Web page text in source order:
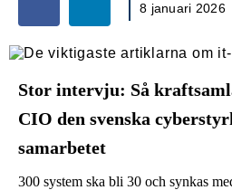
8 januari 2026
Stor intervju: Så
CIO den svenska
samarbetet
300 system ska bli 30 och synkas